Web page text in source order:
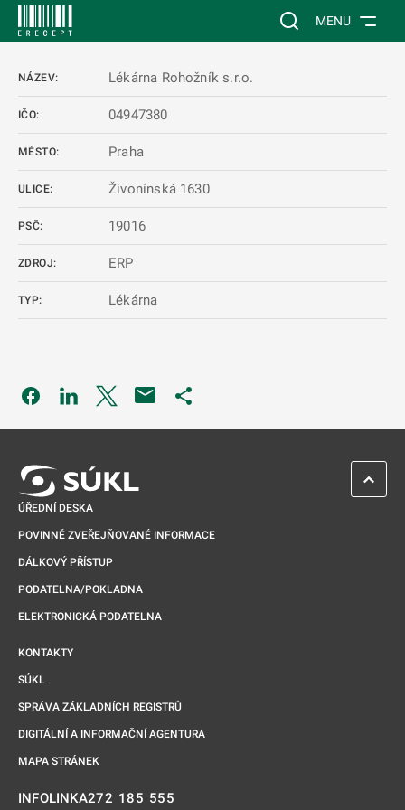
Vyhledávání na
MENU
NÁZEV: Lékárna Rohožník s.r.o.
IČO: 04947380
MĚSTO: Praha
ULICE: Živonínská 1630
PSČ: 19016
ZDROJ: ERP
TYP: Lékárna
Odkaz se otevře na nové kartě
Odkaz se otevře na nové kartě
Odkaz se otevře na nové kartě
ÚŘEDNÍ DESKA
POVINNĚ ZVEŘEJŇOVANÉ INFORMACE
DÁLKOVÝ PŘÍSTUP
PODATELNA/POKLADNA
ELEKTRONICKÁ PODATELNA
KONTAKTY
SÚKL
SPRÁVA ZÁKLADNÍCH REGISTRŮ
DIGITÁLNÍ A INFORMAČNÍ AGENTURA
MAPA STRÁNEK
INFOLINKA272 185 555
ZPĚT